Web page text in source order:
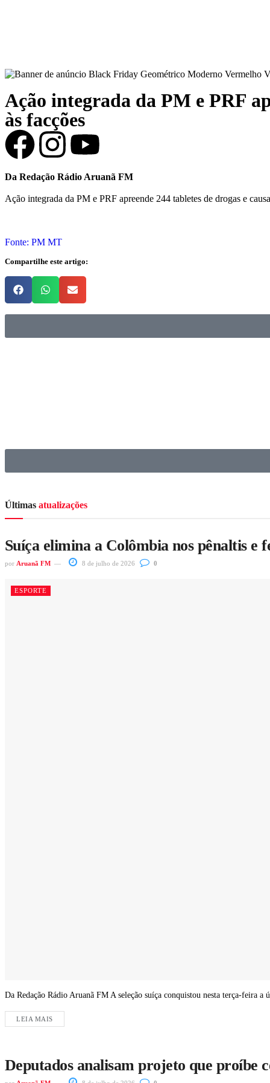
Ação integrada da PM e PRF
às facções
Da Redação Rádio Aruanã FM
Ação integrada da PM e PRF apreende 244 tabletes de drogas e
Fonte: PM MT
Compartilhe este artigo:
Últimas atualizações
Suíça elimina a Colômbia nos pênaltis e
por Aruanã FM 8 de julho de 2026 0
ESPORTE
Da Redação Rádio Aruanã FM A seleção suíça conquistou nesta terça-feira a
LEIA MAIS
Deputados analisam projeto que proíbe